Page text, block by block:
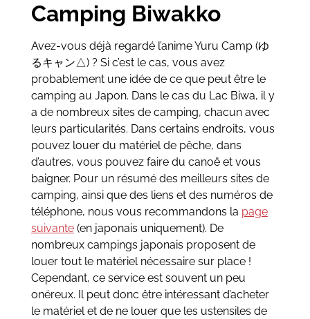
Camping Biwakko
Avez-vous déjà regardé l’anime Yuru Camp (ゆ
るキャン△) ? Si c’est le cas, vous avez
probablement une idée de ce que peut être le
camping au Japon. Dans le cas du Lac Biwa, il y
a de nombreux sites de camping, chacun avec
leurs particularités. Dans certains endroits, vous
pouvez louer du matériel de pêche, dans
d’autres, vous pouvez faire du canoë et vous
baigner. Pour un résumé des meilleurs sites de
camping, ainsi que des liens et des numéros de
téléphone, nous vous recommandons la page
suivante(en japonais uniquement). De
nombreux campings japonais proposent de
louer tout le matériel nécessaire sur place !
Cependant, ce service est souvent un peu
onéreux. Il peut donc être intéressant d’acheter
le matériel et de ne louer que les ustensiles de